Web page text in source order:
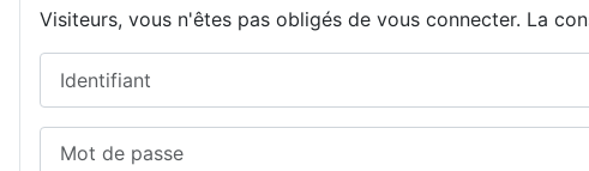
Visiteurs, vous n'êtes pas obligés de vous connecter. La